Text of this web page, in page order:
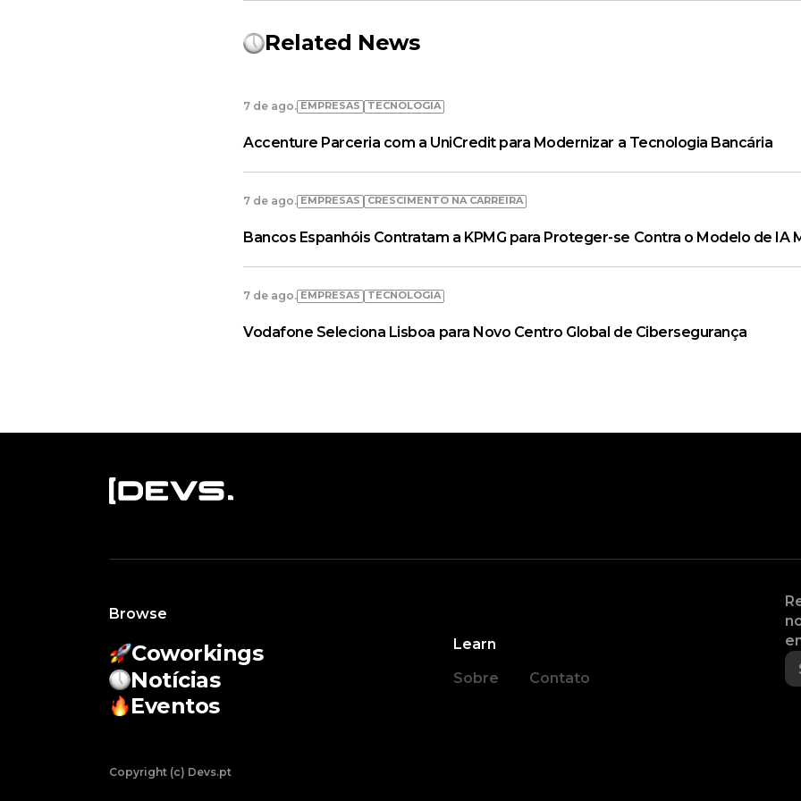
Related News
7 de ago. EMPRESAS TECNOLOGIA
Accenture Parceria com a UniCredit para Modernizar a Tecnologia Bancária
7 de ago. EMPRESAS CRESCIMENTO NA CARREIRA
Bancos Espanhóis Contratam a KPMG para Proteger-se Contra o Modelo de IA
7 de ago. EMPRESAS TECNOLOGIA
Vodafone Seleciona Lisboa para Novo Centro Global de Cibersegurança
Browse
Coworkings
Notícias
Eventos
Learn
Sobre
Contato
Copyright (c) Devs.pt